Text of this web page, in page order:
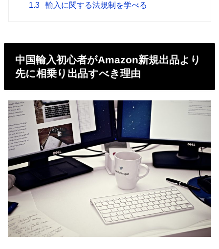
1.3 輸入に関する法規制を学べる
中国輸入初心者がAmazon新規出品より
先に相乗り出品すべき理由